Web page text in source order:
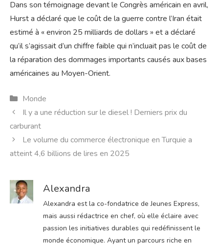
Dans son témoignage devant le Congrès américain en avril,
Hurst a déclaré que le coût de la guerre contre l’Iran était
estimé à « environ 25 milliards de dollars » et a déclaré
qu’il s’agissait d’un chiffre faible qui n’incluait pas le coût de
la réparation des dommages importants causés aux bases
américaines au Moyen-Orient.
Catégories
Monde
Il y a une réduction sur le diesel ! Derniers prix du
carburant
Le volume du commerce électronique en Turquie a
atteint 4,6 billions de lires en 2025
Alexandra
Alexandra est la co-fondatrice de Jeunes Express,
mais aussi rédactrice en chef, où elle éclaire avec
passion les initiatives durables qui redéfinissent le
monde économique. Ayant un parcours riche en